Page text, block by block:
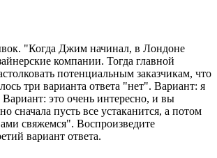
"Когда Джим начинал, в Лондоне
компании. Тогда главной
потенциальным заказчикам, что
три варианта ответа "нет". Вариант: я
это очень интересно, и вы
сначала пусть все устаканится, а потом
свяжемся". Воспроизведите
вариант ответа.